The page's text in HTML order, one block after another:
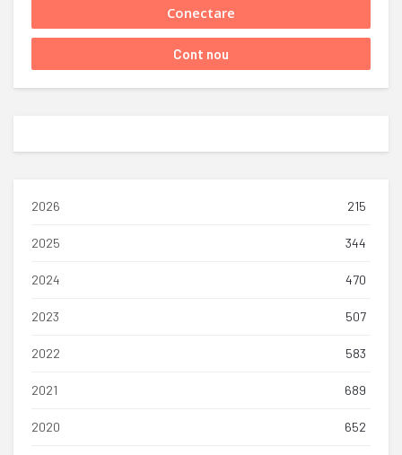
2026 215
2025 344
2024 470
2023 507
2022 583
2021 689
2020 652